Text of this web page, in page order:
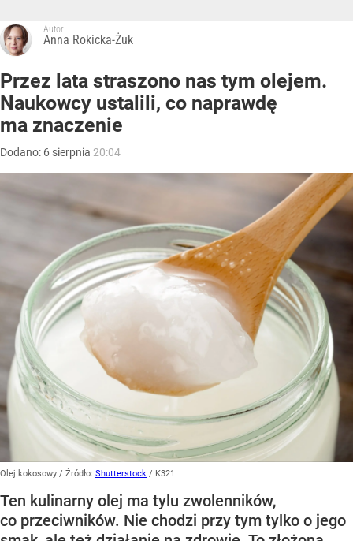
Autor:
Anna Rokicka-Żuk
Przez lata straszono nas tym olejem.
Naukowcy ustalili, co naprawdę
ma znaczenie
Dodano: 6 sierpnia 20:04
Olej kokosowy / Źródło: Shutterstock / K321
Ten kulinarny olej ma tylu zwolenników,
co przeciwników. Nie chodzi przy tym tylko o jego